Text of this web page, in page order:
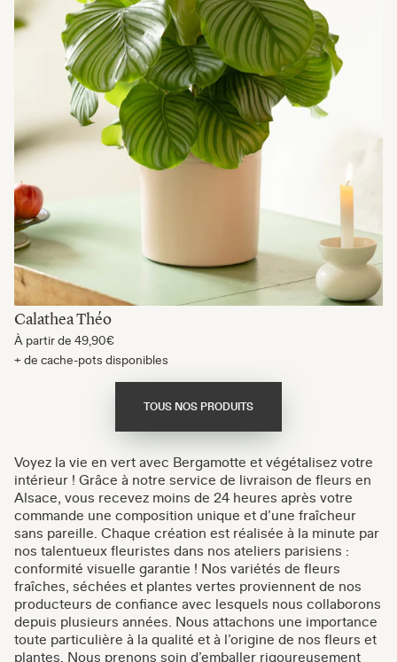
Calathea Théo
À partir de 49,90€
+ de cache-pots disponibles
TOUS NOS PRODUITS
Voyez la vie en vert avec Bergamotte et végétalisez votre
intérieur ! Grâce à notre service de livraison de fleurs en
Alsace, vous recevez moins de 24 heures après votre
commande une composition unique et d’une fraîcheur
sans pareille. Chaque création est réalisée à la minute par
nos talentueux fleuristes dans nos ateliers parisiens :
conformité visuelle garantie ! Nos variétés de fleurs
fraîches, séchées et plantes vertes proviennent de nos
producteurs de confiance avec lesquels nous collaborons
depuis plusieurs années. Nous attachons une importance
toute particulière à la qualité et à l’origine de nos fleurs et
plantes. Nous prenons soin d’emballer rigoureusement